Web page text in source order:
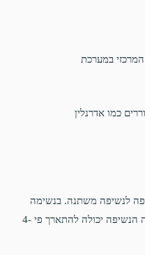
במערכת
כמו אדרנלין
לנשיפה משתנה. בנשימה
רגילה היחס הוא בערך 1:1, אך בשירה הנשיפה יכולה להתארך פי 4-